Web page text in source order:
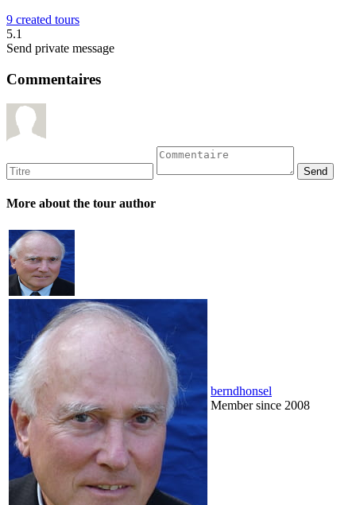
9 created tours
5.1
Send private message
Commentaires
More about the tour author
berndhonsel
Member since 2008